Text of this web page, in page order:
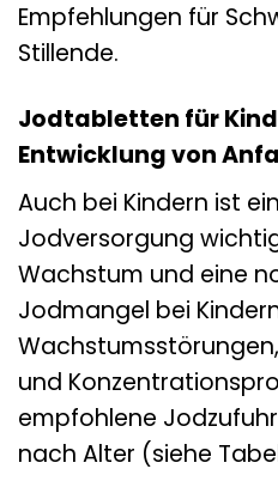
Empfehlungen für
Stillende.
Jodtabletten für
Entwicklung von
Auch bei Kindern ist
Jodversorgung
Wachstum und eine
Jodmangel bei
und
empfohlene
nach Alter (siehe